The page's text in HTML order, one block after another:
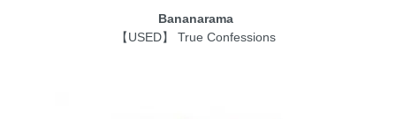
Bananarama
【USED】 True Confessions